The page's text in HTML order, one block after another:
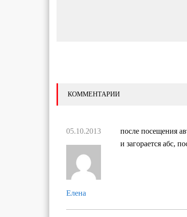
КОММЕНТАРИИ
05.10.2013
Елена
после посещения
и загорается абс,